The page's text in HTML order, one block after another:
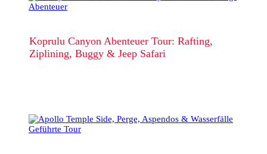
Koprulu Canyon Abenteuer Tour: Rafting,
Ziplining, Buggy & Jeep Safari